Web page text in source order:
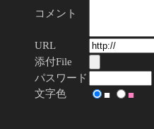
コメント
URL
添付File
パスワード
文字色
■ ■